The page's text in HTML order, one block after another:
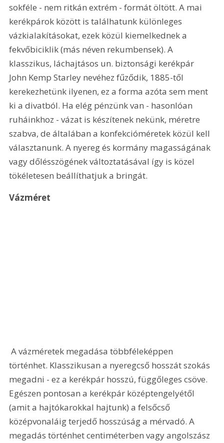
sokféle - nem ritkán extrém - formát öltött. A mai
kerékpárok között is találhatunk különleges
vázkialakításokat, ezek közül kiemelkednek a
fekvőbiciklik (más néven rekumbensek). A
klasszikus, láchajtásos un. biztonsági kerékpár
John Kemp Starley nevéhez fűződik, 1885-től
kerekezhetünk ilyenen, ez a forma azóta sem ment
ki a divatból. Ha elég pénzünk van - hasonlóan
ruháinkhoz - vázat is készítenek nekünk, méretre
szabva, de általában a konfekcióméretek közül kell
választanunk. A nyereg és kormány magasságának
vagy dőlésszögének változtatásával így is közel
tökéletesen beállíthatjuk a bringát.
Vázméret
A vázméretek megadása többféleképpen
történhet. Klasszikusan a nyeregcső hosszát szokás
megadni - ez a kerékpár hosszú, függőleges csöve.
Egészen pontosan a kerékpár középtengelyétől
(amit a hajtókarokkal hajtunk) a felsőcső
középvonaláig terjedő hosszúság a mérvadó. A
megadás történhet centiméterben vagy angolszász